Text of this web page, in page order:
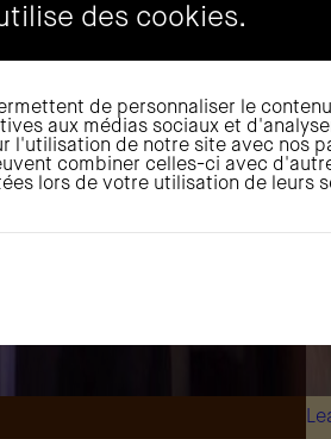
des cookies.
de personnaliser le
aux médias sociaux et
l'utilisation de notre site avec nos
combiner celles-ci avec
lors de votre utilisation de leurs